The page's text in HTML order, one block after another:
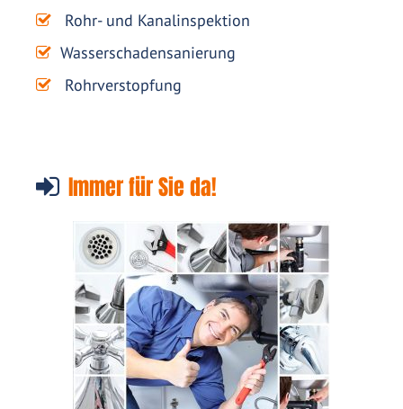
Rohr- und Kanalinspektion
Wasserschadensanierung
Rohrverstopfung
Immer für Sie da!